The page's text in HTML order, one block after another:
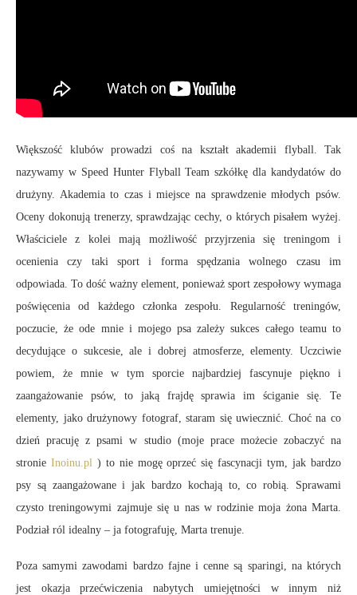
Większość klubów prowadzi coś na kształt akademii flyball. Tak
nazywamy w Speed Hunter Flyball Team szkółkę dla kandydatów do
drużyny. Akademia to czas i miejsce na sprawdzenie młodych psów.
Oceny dokonują trenerzy, sprawdzając cechy, o których pisałem wyżej.
Właściciele z kolei mają możliwość przyjrzenia się treningom i
ocenienia czy taki sport i forma spędzania wolnego czasu im
odpowiada. To dość ważny element, ponieważ sport zespołowy wymaga
poświęcenia od każdego członka zespołu. Regularność treningów,
poczucie, że ode mnie i mojego psa zależy sukces całego teamu to
decydujące o sukcesie, ale i dobrej atmosferze, elementy. Uczciwie
powiem, że mnie w tym sporcie najbardziej fascynuje piękno i
zaangażowanie psów, to jaką frajdę sprawia im ściganie się. Te
elementy, jako drużynowy fotograf, staram się uwiecznić. Choć na co
dzień pracuję z psami w studio (moje prace możecie zobaczyć na
stronie Inoinu.pl ) to nie mogę oprzeć się fascynacji tym, jak bardzo
psy są zaangażowane i jak bardzo kochają to, co robią. Sprawami
czysto treningowymi zajmuje się u nas w rodzinie moja żona Marta.
Podział ról idealny – ja fotografuję, Marta trenuje.
Poza samymi zawodami bardzo fajne i cenne są sparingi, na których
jest okazja przećwiczenia nabytych umiejętności w innym niż